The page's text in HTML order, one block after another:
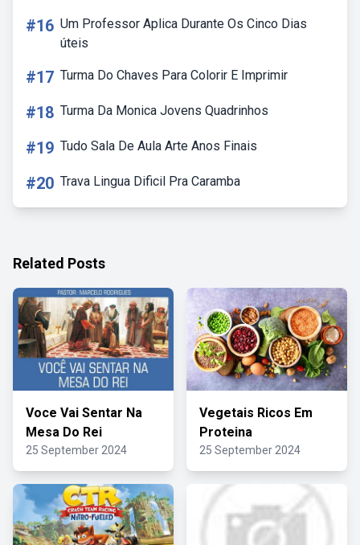
#16 Um Professor Aplica Durante Os Cinco Dias
úteis
#17 Turma Do Chaves Para Colorir E Imprimir
#18 Turma Da Monica Jovens Quadrinhos
#19 Tudo Sala De Aula Arte Anos Finais
#20 Trava Lingua Dificil Pra Caramba
Related Posts
Voce Vai Sentar Na
Mesa Do Rei
25 September 2024
Vegetais Ricos Em
Proteina
25 September 2024